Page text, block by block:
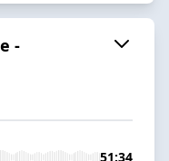
-
51:34